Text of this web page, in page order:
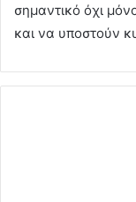
σημαντικό όχι
και να υποστούν